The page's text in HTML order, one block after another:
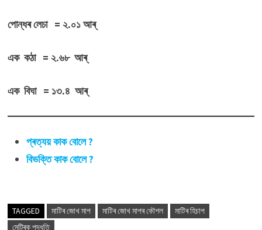
পোন্ধৰ লেচা = ২.০১ আৰ্
এক কঠা = ২.৬৮ আৰ্
এক বিঘা = ১৩.৪ আৰ্
প্ৰত্যয় কাক বোলে ?
বিভক্তি কাক বোলে ?
TAGGED মাটিৰ জোখ মাপ মাটিৰ জোখ মাপৰ কৌশল
মাটিৰ হিচাপ
মেট্ৰিক পদ্ধতি